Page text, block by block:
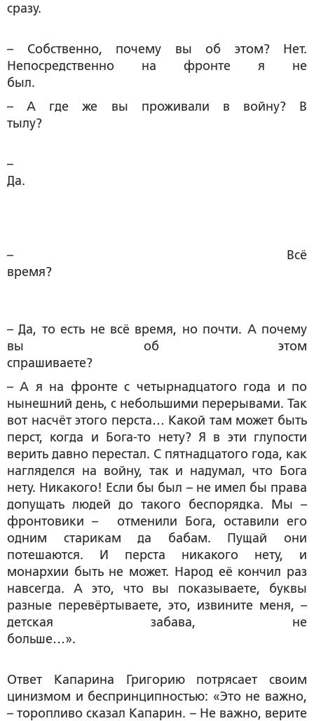
сразу.
– Собственно, почему вы об этом? Нет.
Непосредственно на фронте я не
был.
– А где же вы проживали в войну? В
тылу?
–
Да.
– Всё
время?
– Да, то есть не всё время, но почти. А почему
вы об этом
спрашиваете?
– А я на фронте с четырнадцатого года и по
нынешний день, с небольшими перерывами. Так
вот насчёт этого перста… Какой там может быть
перст, когда и Бога-то нету? Я в эти глупости
верить давно перестал. С пятнадцатого года, как
нагляделся на войну, так и надумал, что Бога
нету. Никакого! Если бы был – не имел бы права
допущать людей до такого беспорядка. Мы –
фронтовики – отменили Бога, оставили его
одним старикам да бабам. Пущай они
потешаются. И перста никакого нету, и
монархии быть не может. Народ её кончил раз
навсегда. А это, что вы показываете, буквы
разные перевёртываете, это, извините меня, –
детская забава, не
больше…».
Ответ Капарина Григорию потрясает своим
цинизмом и беспринципностью: «Это не важно,
– торопливо сказал Капарин. – Не важно, верите